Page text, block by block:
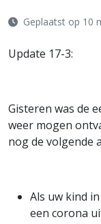
Geplaatst op 10
Update 17-3:
Gisteren was de
weer mogen
nog de volgende
Als uw kind
een corona